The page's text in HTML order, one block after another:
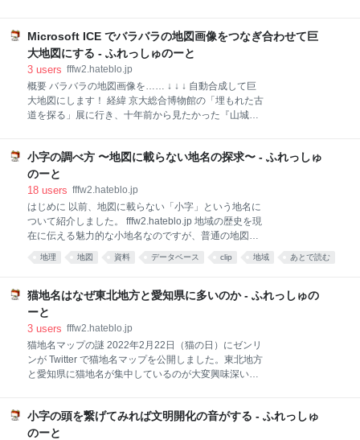
でも手軽に資料をスキャンできる時代になりました。
ほとんどのスキャナーアプリには台形補正（射影変
換）機能が備わっていて、斜めに撮影した画像を正面
から撮影した画像に変換できます。しかし、紙が膨ら
んでぐねっと湾曲している画像を真っ直ぐに補正する
機能はなかなかありません。 パソコンを使えばなんと
ンあたりを使って試行錯誤してみたのですが、たくさ
んのマーカーを手動で微調整しなくてはならず骨が折
れました。しかも、手間が掛
Microsoft ICE でバラバラの地図画像をつなぎ合わせて巨
大地図にする - ふれっしゅのーと
3 users fffw2.hateblo.jp
概要 バラバラの地図画像を…… ↓ ↓ ↓ 自動合成して巨
大地図にします！ 経緯 京大総合博物館の「埋もれた古
道を探る」展に行き、十年前から見たかった『山城国
村古図（京大総合博物館蔵） ありがたいことに撮影
可。これでもかと撮影しまくりました。 しかし巨大な
地図なので全体を1枚の写真に収めると、文字が読め
ません。そこで適当に何枚かに分割して撮影しまし
た。 ▲ 全部で18枚撮影しました これをなんとかして
つなぎ合わせて1枚の画像にしたいです。 Microsoft
真の傾きや歪みがあるので、そのままペタペタくっつ
て、写真同士の重なり部分（オーバーラップ）を自動
検知して、良い感じにくっつけてくれるソ
小字の調べ方 〜地図に載らない地名の探求〜 - ふれっしゅ
のーと
18 users fffw2.hateblo.jp
はじめに 以前、地図に載らない「小字」という地名に
ついて紹介しました。 fffw2.hateblo.jp 地域の歴史を現
在に伝える魅力的な小地名なのですが、普通の地図に
載っていないどころか、市町村によっては完全に廃止
されていることもあるので、調べるには相応のテクニ
にめぐりあえる」という手法がいくつかわかってきた
ので、今回はそのテクニックをあますことなく紹介し
ていきます。1万文字超の大ボリューム記事ですが
ビギナーの方もぜひ序盤とまとめだけでも読んでいた
だけると幸いです。 はじめに インターネットで調べる
Google 検索 全国農地ナビ 国立国会図書館デジタルコ
で調べる 角川日本地名大辞典 明治前期全国村名小字調
査書 市町村史などの小字地図 文
地理 地図 資料 データベース clip 地域 あとで読む
猫地名はなぜ東北地方と愛知県に多いのか - ふれっしゅの
ーと
3 users fffw2.hateblo.jp
猫地名マップの謎 2022年2月22日（猫の日）にゼンリ
ンが Twitter で猫地名マップを公開しました。東北地方
と愛知県に猫地名が集中しているのが大変興味深いで
ら、南は宮崎まで全国で134か所！福島県などの東北
地方、愛知県のネコ密度がやたら高いにゃ😼 #猫の日
小字の頭を繋げてみれば文明開化の音がする - ふれっしゅ
のーと